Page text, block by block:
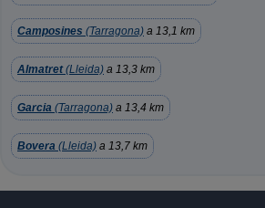
Camposines (Tarragona) a 13,1 km
Almatret(Lleida) a 13,3 km
Garcia (Tarragona) a 13,4 km
Bovera (Lleida) a 13,7 km